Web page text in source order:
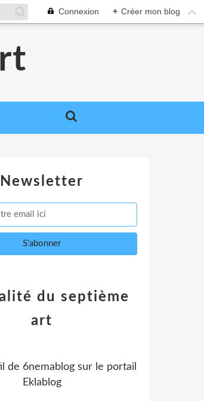
Connexion + Créer mon blog
Newsletter
du septième
art
de 6nemablog sur le portail
Eklablog